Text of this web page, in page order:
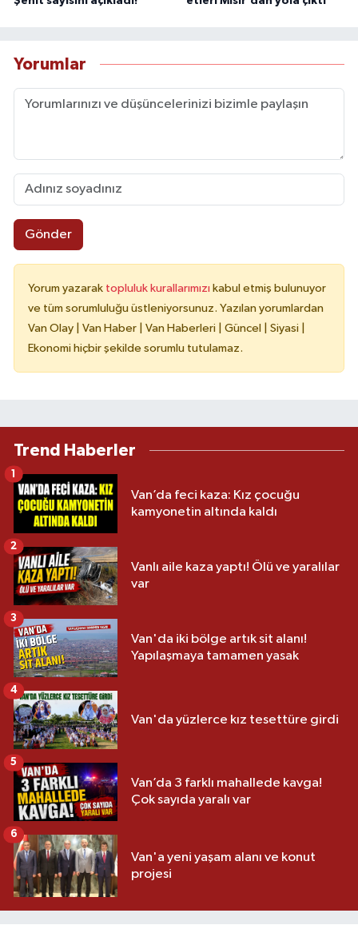
Yorumlar
Gönder
Yorum yazarak topluluk kurallarımızı kabul etmiş bulunuyor
ve tüm sorumluluğu üstleniyorsunuz. Yazılan yorumlardan
Van Olay | Van Haber | Van Haberleri | Güncel | Siyasi |
Ekonomi hiçbir şekilde sorumlu tutulamaz.
Trend Haberler
Van’da feci kaza: Kız çocuğu
kamyonetin altında kaldı
1
Vanlı aile kaza yaptı! Ölü ve yaralılar
var
2
Van'da iki bölge artık sit alanı!
Yapılaşmaya tamamen yasak
3
Van'da yüzlerce kız tesettüre girdi
4
Van’da 3 farklı mahallede kavga!
Çok sayıda yaralı var
5
Van'a yeni yaşam alanı ve konut
projesi
6